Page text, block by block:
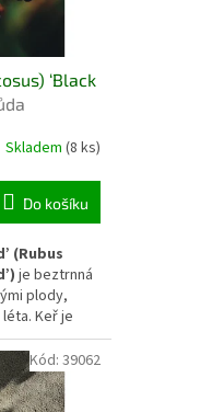
‘Black
Skladem (8 ks)
Do košíku
(Rubus
je beztrnná
plody,
Keř je
absenci
Plody se
tak ke
Kód: 39062